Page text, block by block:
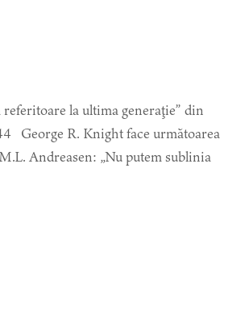
la ultima generaţie” din
George R. Knight face următoarea
Andreasen: „Nu putem sublinia